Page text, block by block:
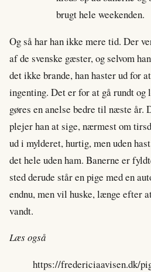
brugt hele weekenden.
Og så har han ikke mere tid. Der
af de svenske gæster, og selvom
det ikke brande, han haster ud for
ingenting. Det er for at gå rundt og
gøres en anelse bedre til næste år.
plejer han at sige, nærmest om
ud i mylderet, hurtig, men uden
det hele uden ham. Banerne er
sted derude står en pige med en
endnu, men vil huske, længe efter
vandt.
Læs også
https://fredericiaavisen.dk/